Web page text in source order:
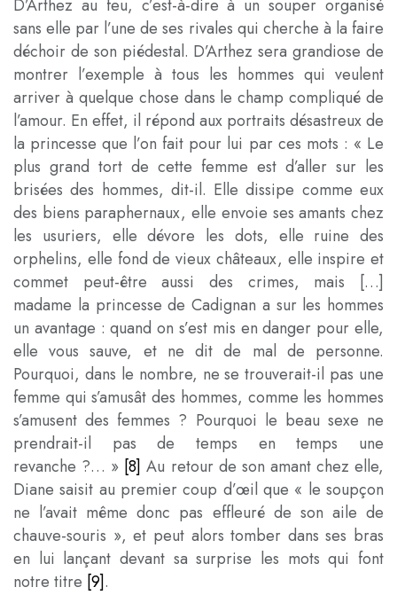
D’Arthez au feu, c’est-à-dire à un souper organisé
sans elle par l’une de ses rivales qui cherche à la faire
déchoir de son piédestal. D’Arthez sera grandiose de
montrer l’exemple à tous les hommes qui veulent
arriver à quelque chose dans le champ compliqué de
l’amour. En effet, il répond aux portraits désastreux de
la princesse que l’on fait pour lui par ces mots : « Le
plus grand tort de cette femme est d’aller sur les
brisées des hommes, dit-il. Elle dissipe comme eux
des biens paraphernaux, elle envoie ses amants chez
les usuriers, elle dévore les dots, elle ruine des
orphelins, elle fond de vieux châteaux, elle inspire et
commet peut-être aussi des crimes, mais […]
madame la princesse de Cadignan a sur les hommes
un avantage : quand on s’est mis en danger pour elle,
elle vous sauve, et ne dit de mal de personne.
Pourquoi, dans le nombre, ne se trouverait-il pas une
femme qui s’amusât des hommes, comme les hommes
s’amusent des femmes ? Pourquoi le beau sexe ne
prendrait-il pas de temps en temps une
revanche ?… » [8] Au retour de son amant chez elle,
Diane saisit au premier coup d’œil que « le soupçon
ne l’avait même donc pas effleuré de son aile de
chauve-souris », et peut alors tomber dans ses bras
en lui lançant devant sa surprise les mots qui font
notre titre [9].